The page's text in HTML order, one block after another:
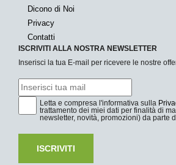
Dicono di Noi
Privacy
Contatti
ISCRIVITI ALLA NOSTRA NEWSLETTER
Inserisci la tua E-mail per ricevere le nostre
Letta e compresa l'informativa sulla
trattamento dei miei dati per finalità di
newsletter, novità, promozioni) da parte
ISCRIVITI